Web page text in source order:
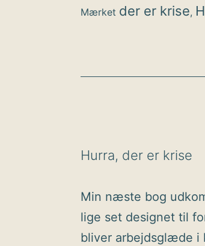
Mærket der er krise,
Hurra, der er krise
Min næste bog
lige set designet til
bliver arbejdsglæde i